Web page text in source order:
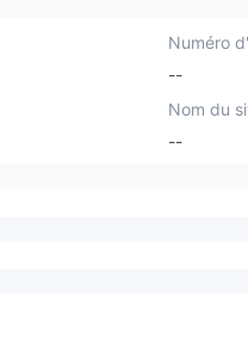
Numéro
--
Nom du
--